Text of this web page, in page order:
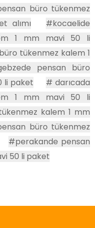
büro tükenmez
alımı
#kocaelide
1 mm mavi 50 li
tükenmez kalem 1
pensan büro
li paket
# darıcada
1 mm mavi 50 li
kalem 1 mm
büro tükenmez
#perakande pensan
50 li paket